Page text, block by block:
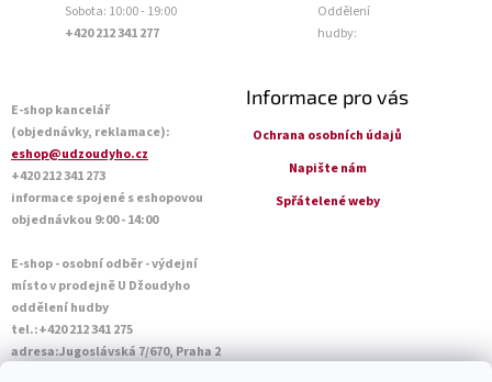
Sobota: 10:00 - 19:00
+420 212 341 277
Oddělení
hudby:
E-shop kancelář
(objednávky, reklamace):
eshop@udzoudyho.cz
+420 212 341 273
informace spojené s eshopovou
objednávkou 9:00 - 14:00
E-shop - osobní odběr - výdejní
místo v prodejně U Džoudyho
oddělení hudby
tel.:+420 212 341 275
adresa:Jugoslávská 7/670, Praha 2
Informace pro vás
Ochrana osobních údajů
Napište nám
Spřátelené weby